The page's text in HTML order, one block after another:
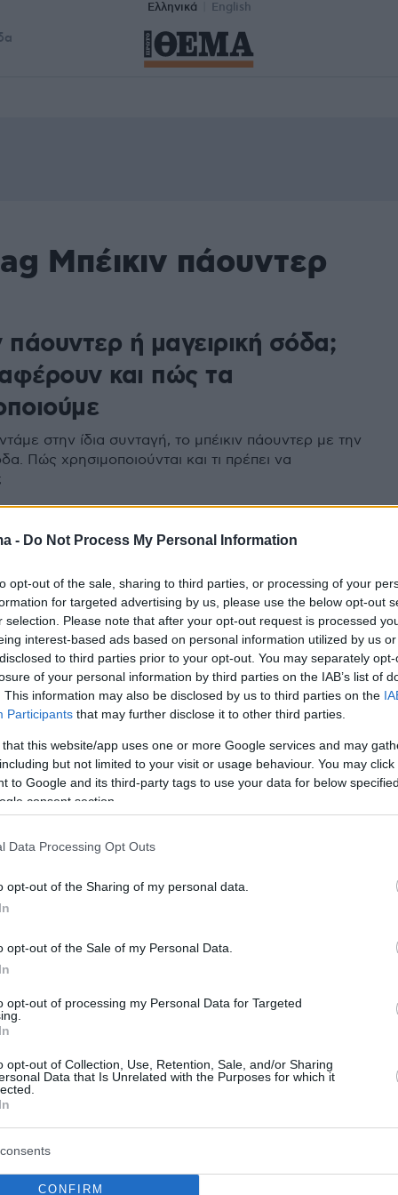
- Do Not Process My Personal Information
opt-out of the sale, sharing to third parties, or processing of your
for targeted advertising by us, please use the below opt-out
selection. Please note that after your opt-out request is processed
interest-based ads based on personal information utilized by us
to third parties prior to your opt-out. You may separately
of your personal information by third parties on the IAB’s list of
This information may also be disclosed by us to third parties on the
Participants that may further disclose it to other third parties.
that this website/app uses one or more Google services and may
but not limited to your visit or usage behaviour. You may
to Google and its third-party tags to use your data for below
consent section.
Data Processing Opt Outs
opt-out of the Sharing of my personal data.
opt-out of the Sale of my Personal Data.
opt-out of processing my Personal Data for Targeted
opt-out of Collection, Use, Retention, Sale, and/or Sharing
Data that Is Unrelated with the Purposes for which it
CONFIRM
Ελληνικά English
Μπέικιν πάουντερ
πάουντερ ή μαγειρική σόδα;
και πώς τα
στην ίδια συνταγή, το μπέικιν πάουντερ με την
Πώς χρησιμοποιούνται και τι πρέπει να
πασχαλινά κουλουράκια με προϊόντα ΓΙΩΤΗΣ για
επιτυχία, ευκολία και ποιότητα!
η διαφορά του μπέικιν
από τη μαγειρική σόδα;
(baking powder) και η μαγειρική σόδα (baking
να είναι όμοια στην όψη και την υφή, ωστόσο, η
σύσταση και ο τρόπος που αντιδρούν με τα υπόλοιπα
διαφορετικά.